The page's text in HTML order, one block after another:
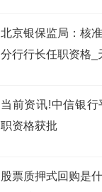
北京银保监局：核
分行行长任职资格_
当前资讯!中信银
职资格获批
股票质押式回购是